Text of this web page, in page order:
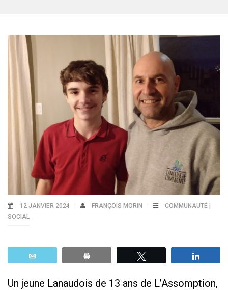
12 JANVIER 2024 FRANÇOIS MORIN
COMMUNAUTÉ |
SOCIAL
Un jeune Lanaudois de 13 ans de L’Assomption,